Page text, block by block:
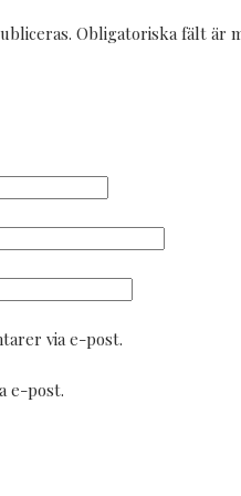
Obligatoriska fält är
via e-post.
e-post.